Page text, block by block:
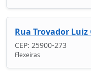
Rua Trovador
CEP: 25900-273
Flexeiras